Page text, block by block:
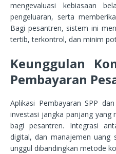
mengevaluasi kebiasaan
pengeluaran, serta
Bagi pesantren, sistem ini
tertib, terkontrol, dan minim
Keunggulan
Pembayaran
Aplikasi Pembayaran SPP
investasi jangka panjang yang
bagi pesantren. Integrasi
digital, dan manajemen uang
unggul dibandingkan metode